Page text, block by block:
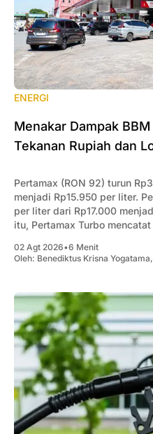
ENERGI
‎Menakar Dampak
Tekanan Rupiah dan
Pertamax (RON 92) turun
menjadi Rp15.950 per liter.
per liter dari Rp17.000
itu, Pertamax Turbo
02 Agt 2026•6 Menit
Oleh: Benediktus Krisna Yogatama,